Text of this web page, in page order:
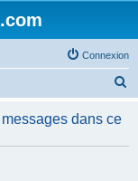
Connexion
h
dans ce